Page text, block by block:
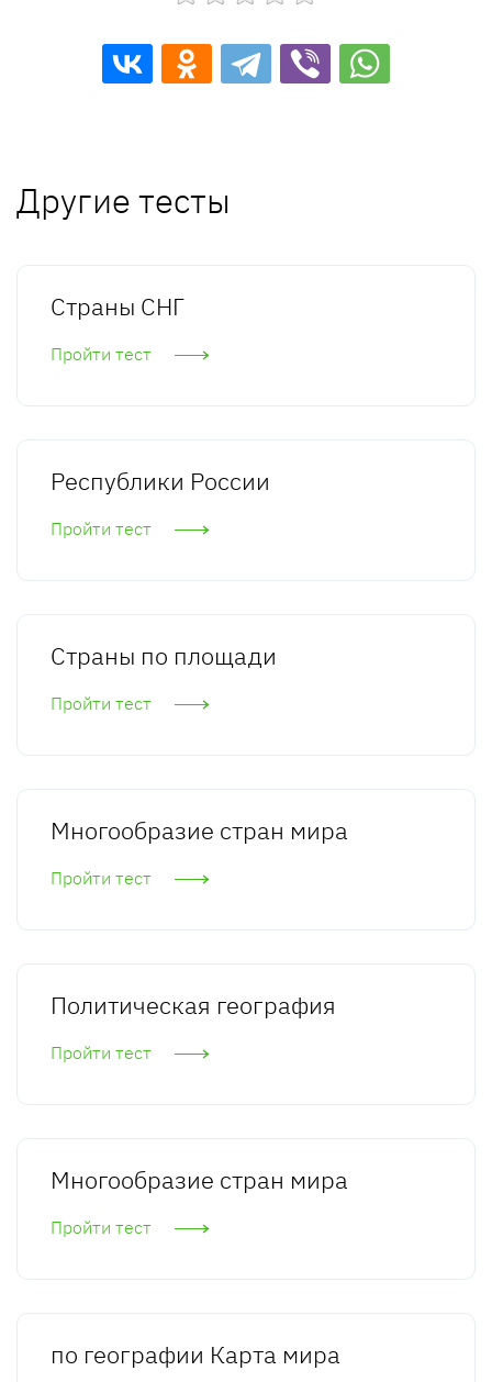
Другие тесты
Страны СНГ
Пройти тест
Республики России
Пройти тест
Страны по площади
Пройти тест
Многообразие стран мира
Пройти тест
Политическая география
Пройти тест
Многообразие стран мира
Пройти тест
по географии Карта мира